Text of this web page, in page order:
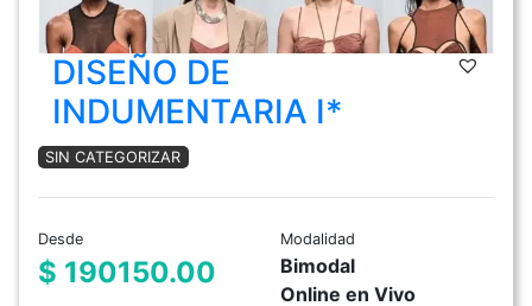
DISEÑO DE
INDUMENTARIA I*
SIN CATEGORIZAR
Desde
$ 190150.00
Modalidad
Bimodal
Online en Vivo